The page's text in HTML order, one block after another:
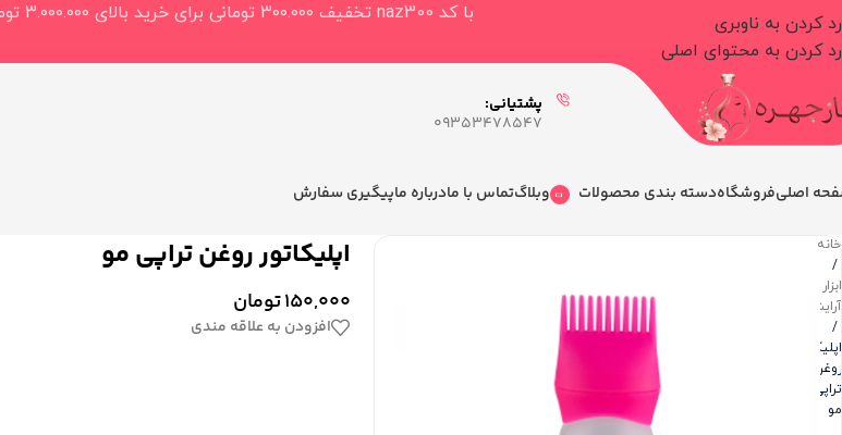
رد کردن به ناوبری
رد کردن به محتوای اصلی
با کد naz300 تخفیف ۳۰۰.۰۰۰ تومانی برای خرید بالای ۳.۰۰۰.۰۰۰ تومان دریافت کنید
پشتیانی:
09353478547
اصلیفروشگاهدسته بندی محصولات وبلاگتماس با مادرباره ماپیگیری سفارش
خانه
/
ابزار
آرایشی
/
اپلیکاتور
روغن
تراپی
مو
اپلیکاتور روغن تراپی مو
150,000تومان
افزودن به علاقه مندی